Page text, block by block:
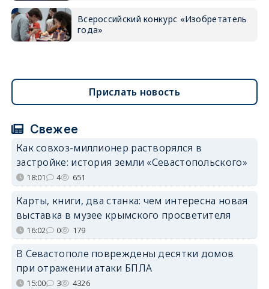
Всероссийский конкурс «Изобретатель
года»
Прислать новость
Свежее
Как совхоз-миллионер растворялся в
застройке: история земли «Севастопольского»
18:01 4 651
Карты, книги, два станка: чем интересна новая
выставка в музее крымского просветителя
16:02 0 179
В Севастополе повреждены десятки домов
при отражении атаки БПЛА
15:00 3 4326